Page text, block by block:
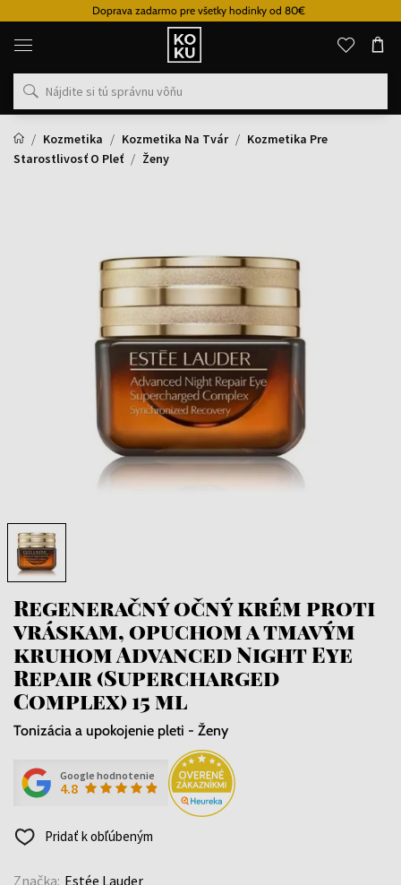
Doprava zadarmo pre všetky hodinky od 80€
Originálne
parfémy
hodinky
na
mieste
Kozmetika
Kozmetika Na Tvár
Kozmetika Pre
Starostlivosť O Pleť
Ženy
Regeneračný očný krém proti
vráskam, opuchom a tmavým
kruhom Advanced Night Eye
Repair (Supercharged
Complex) 15 ml
Tonizácia a upokojenie pleti - Ženy
Google hodnotenie
4.8
Pridať k obľúbeným
Značka: Estée Lauder